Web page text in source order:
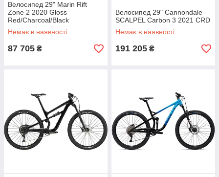
Велосипед 29" Marin Rift
Zone 2 2020 Gloss
Red/Charcoal/Black
Немає в наявності
87 705 ₴
Велосипед 29" Cannondale
SCALPEL Carbon 3 2021 CRD
Немає в наявності
191 205 ₴